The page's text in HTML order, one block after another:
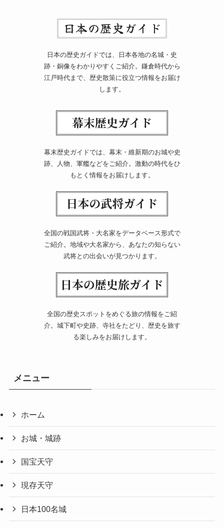
日本の歴史ガイドでは、日本各地の名城・史
跡・銅像をわかりやすくご紹介。鎌倉時代から
江戸時代まで、歴史散策に役立つ情報をお届け
します。
幕末歴史ガイドでは、幕末・維新期のお城や史
跡、人物、軍艦などをご紹介。激動の時代をひ
もとく情報をお届けします。
全国の戦国武将・大名家をデータベース形式で
ご紹介。地域や大名家から、あなたの知らない
武将との出会いが見つかります。
全国の歴史スポットをめぐる旅の情報をご紹
介。城下町や史跡、寺社をたどり、歴史を旅す
る楽しみをお届けします。
メニュー
ホーム
お城・城跡
国宝天守
現存天守
日本100名城